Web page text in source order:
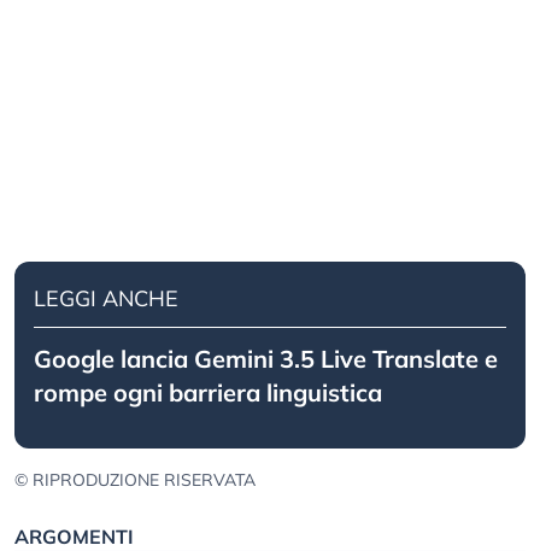
LEGGI ANCHE
Google lancia Gemini 3.5 Live Translate e
rompe ogni barriera linguistica
© RIPRODUZIONE RISERVATA
ARGOMENTI